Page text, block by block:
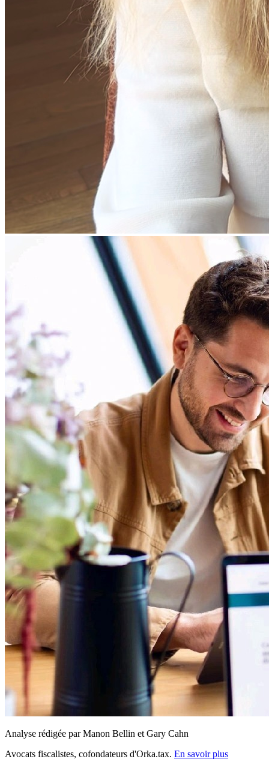
Analyse rédigée par Manon Bellin et Gary Cahn
Avocats fiscalistes, cofondateurs d'Orka.tax. En savoir plus